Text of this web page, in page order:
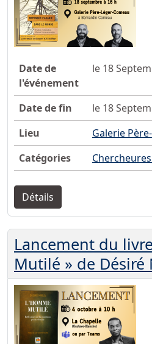
Date de
l'événement
le 18
Date de fin
le 18
Lieu
Galerie
Catégories
Détails
Lancement du
Mutilé » de Désiré